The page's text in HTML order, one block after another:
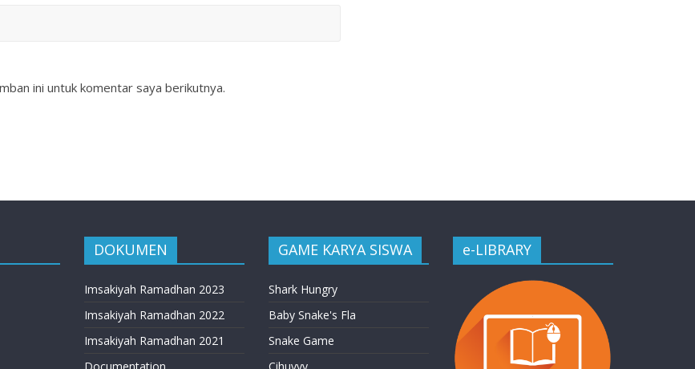
ini untuk komentar saya berikutnya.
DOKUMEN
Imsakiyah Ramadhan 2023
Imsakiyah Ramadhan 2022
Imsakiyah Ramadhan 2021
GAME KARYA SISWA
Shark Hungry
Baby Snake's Fla
Snake Game
e-LIBRARY